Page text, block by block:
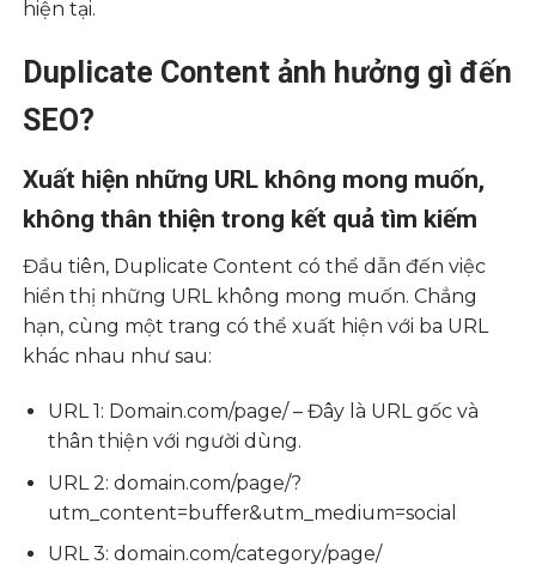
hiện tại.
Duplicate Content ảnh hưởng gì đến
SEO?
Xuất hiện những URL không mong muốn,
không thân thiện trong kết quả tìm kiếm
Đầu tiên, Duplicate Content có thể dẫn đến việc
hiển thị những URL không mong muốn. Chẳng
hạn, cùng một trang có thể xuất hiện với ba URL
khác nhau như sau:
URL 1: Domain.com/page/ – Đây là URL gốc và
thân thiện với người dùng.
URL 2: domain.com/page/?
utm_content=buffer&utm_medium=social
URL 3: domain.com/category/page/